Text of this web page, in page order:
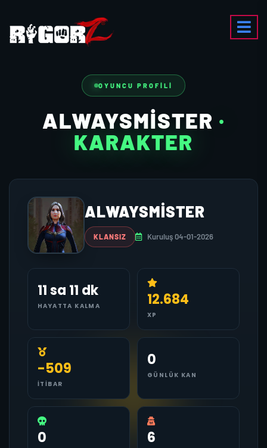
OYUNCU PROFILI
ALWAYSMİSTER ·
KARAKTER
ALWAYSMİSTER
KLANSIZ Kuruluş 04-01-2026
11 sa 11 dk
HAYATTA KALMA 12.684
XP
-509
İTIBAR
0
GÜNLÜK KAN
0 6